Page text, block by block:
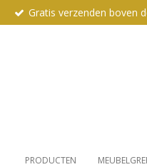
Gratis verzenden boven
PRODUCTEN